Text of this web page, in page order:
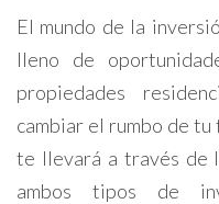
El mundo de la
lleno de
propiedades
cambiar el rumbo de
te llevará a través de
ambos tipos de